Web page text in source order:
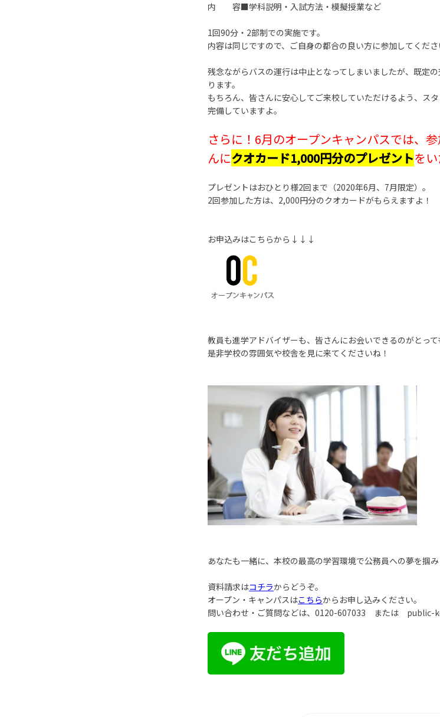
内 容■学科説明・入試方法・模擬授業など
1回90分・2部制での実施です。
内容は同じですので、ご自身の都合の良い方に参加してくださ
残念ながらバスの運行は中止となってしまいましたが、既定
ります。
もちろん、皆さんに安心してご来校していただけるよう、ス
完備していますよ。
さらに！6月のオープンキャンパスでは、
んにクオカード1,000円分のプレゼントを
プレゼントはおひとり様2回まで（2020年6月、7月限定）。
2回参加した方は、2,000円分のクオカードがもらえますよ！
お申込みはこちらから↓↓↓
教員も進学アドバイザーも、皆さんにお会いできるのがとって
是非学校の雰囲気や校舎を見に来てくださいね！
あなたも一緒に、本校の最高の学習環境で公務員への夢を掴み
資料請求はコチラからどうぞ。
オープン・キャンパスはこちらからお申し込みください。
問い合わせ・ご質問などは、 0120-607033 または public-